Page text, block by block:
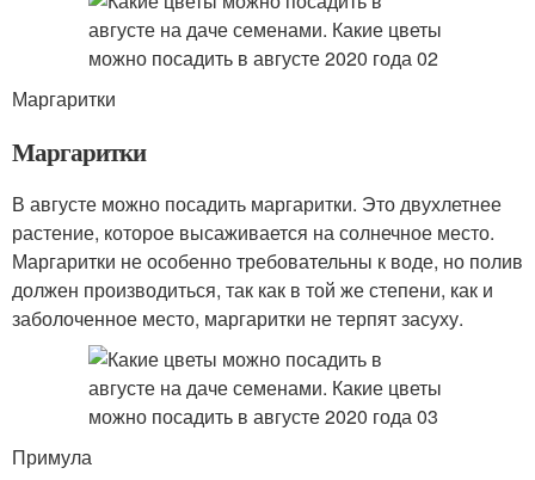
Маргаритки
Маргаритки
В августе можно посадить маргаритки. Это двухлетнее
растение, которое высаживается на солнечное место.
Маргаритки не особенно требовательны к воде, но полив
должен производиться, так как в той же степени, как и
заболоченное место, маргаритки не терпят засуху.
Примула